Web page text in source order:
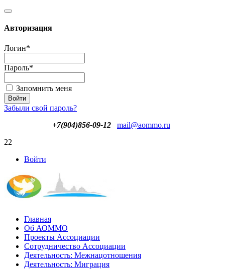
Авторизация
Логин*
Пароль*
Запомнить меня
Забыли свой пароль?
+7(904)856-09-12
mail@aommo.ru
22
Войти
Главная
Об АОММО
Проекты Ассоциации
Сотрудничество Ассоциации
Деятельность: Межнацотношения
Деятельность: Миграция